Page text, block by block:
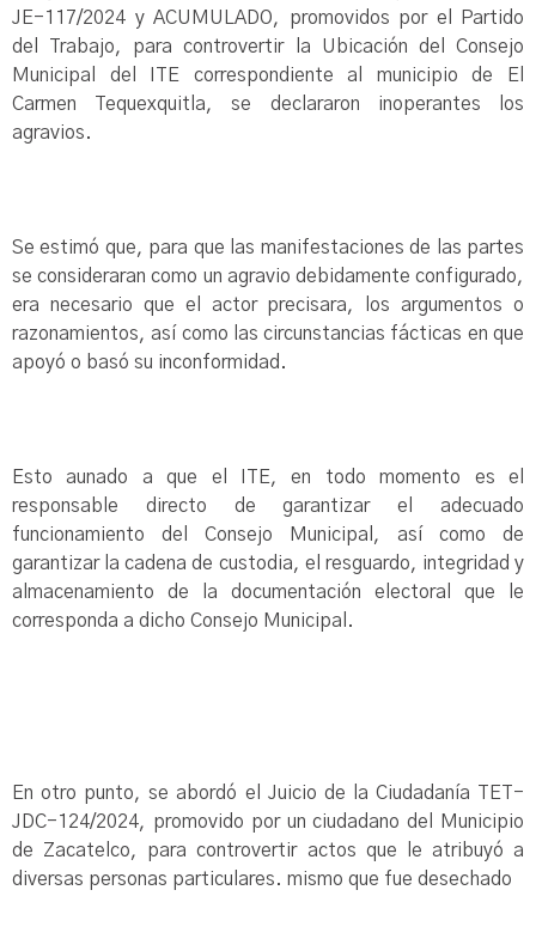
JE-117/2024 y ACUMULADO, promovidos por el Partido
del Trabajo, para controvertir la Ubicación del Consejo
Municipal del ITE correspondiente al municipio de El
Carmen Tequexquitla, se declararon inoperantes los
agravios.
Se estimó que, para que las manifestaciones de las partes
se consideraran como un agravio debidamente configurado,
era necesario que el actor precisara, los argumentos o
razonamientos, así como las circunstancias fácticas en que
apoyó o basó su inconformidad.
Esto aunado a que el ITE, en todo momento es el
responsable directo de garantizar el adecuado
funcionamiento del Consejo Municipal, así como de
garantizar la cadena de custodia, el resguardo, integridad y
almacenamiento de la documentación electoral que le
corresponda a dicho Consejo Municipal.
En otro punto, se abordó el Juicio de la Ciudadanía TET-
JDC-124/2024, promovido por un ciudadano del Municipio
de Zacatelco, para controvertir actos que le atribuyó a
diversas personas particulares. mismo que fue desechado